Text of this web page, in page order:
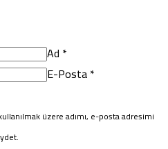
Ad *
E-Posta*
üzere adımı, e-posta adresimi